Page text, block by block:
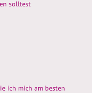
solltest
ich mich am besten